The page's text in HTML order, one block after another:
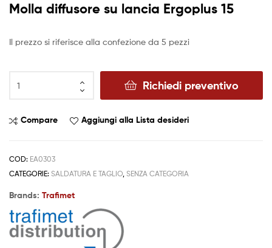
Molla diffusore su lancia Ergoplus 15
Il prezzo si riferisce alla confezione da 5 pezzi
Richiedi preventivo
Compare Aggiungi alla Lista desideri
COD: EA0303
CATEGORIE: SALDATURA E TAGLIO, SENZA CATEGORIA
Brands: Trafimet